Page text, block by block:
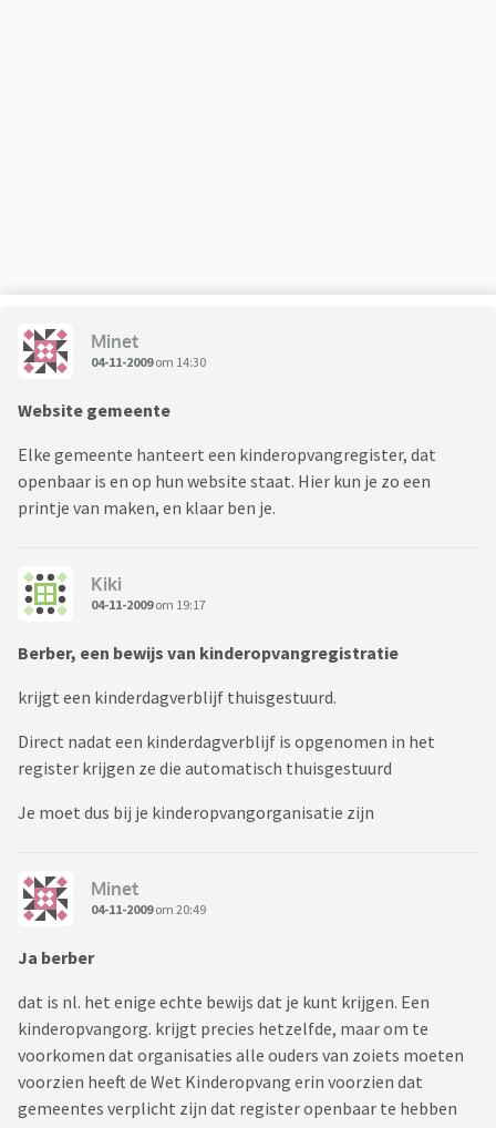
Minet
04-11-2009om 14:30
Website gemeente
Elke gemeente hanteert een kinderopvangregister, dat
openbaar is en op hun website staat. Hier kun je zo een
printje van maken, en klaar ben je.
Kiki
04-11-2009om 19:17
Berber, een bewijs van kinderopvangregistratie
krijgt een kinderdagverblijf thuisgestuurd.
Direct nadat een kinderdagverblijf is opgenomen in het
register krijgen ze die automatisch thuisgestuurd
Je moet dus bij je kinderopvangorganisatie zijn
Minet
04-11-2009om 20:49
Ja berber
dat is nl. het enige echte bewijs dat je kunt krijgen. Een
kinderopvangorg. krijgt precies hetzelfde, maar om te
voorkomen dat organisaties alle ouders van zoiets moeten
voorzien heeft de Wet Kinderopvang erin voorzien dat
gemeentes verplicht zijn dat register openbaar te hebben